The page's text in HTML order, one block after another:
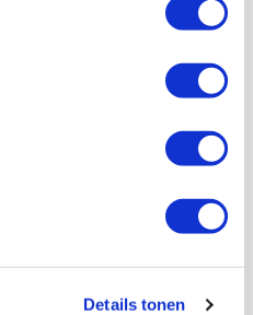
Details tonen